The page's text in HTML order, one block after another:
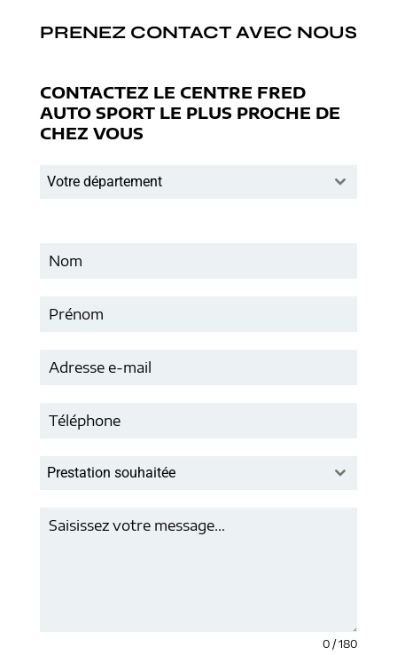
PRENEZ CONTACT AVEC NOUS
CONTACTEZ LE CENTRE FRED
AUTO SPORT LE PLUS PROCHE DE
CHEZ VOUS
Votre département
Prestation souhaitée
0 / 180